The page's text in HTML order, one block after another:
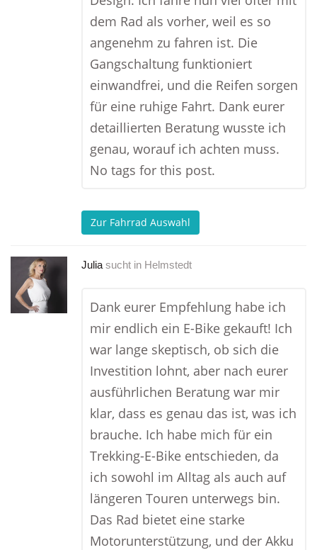
dem Rad als vorher, weil es so
angenehm zu fahren ist. Die
Gangschaltung funktioniert
einwandfrei, und die Reifen sorgen
für eine ruhige Fahrt. Dank eurer
detaillierten Beratung wusste ich
genau, worauf ich achten muss.
No tags for this post.
Zur Fahrrad Auswahl
Julia sucht in Helmstedt
Dank eurer Empfehlung habe ich
mir endlich ein E-Bike gekauft! Ich
war lange skeptisch, ob sich die
Investition lohnt, aber nach eurer
ausführlichen Beratung war mir
klar, dass es genau das ist, was ich
brauche. Ich habe mich für ein
Trekking-E-Bike entschieden, da
ich sowohl im Alltag als auch auf
längeren Touren unterwegs bin.
Das Rad bietet eine starke
Motorunterstützung, und der Akku